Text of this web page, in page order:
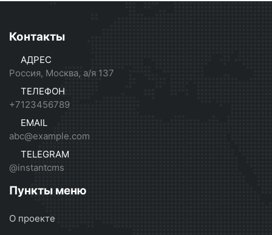
Контакты
АДРЕС
Россия, Москва, а/я 137
ТЕЛЕФОН
+7123456789
EMAIL
abc@example.com
TELEGRAM
@instantcms
Пункты меню
О проекте